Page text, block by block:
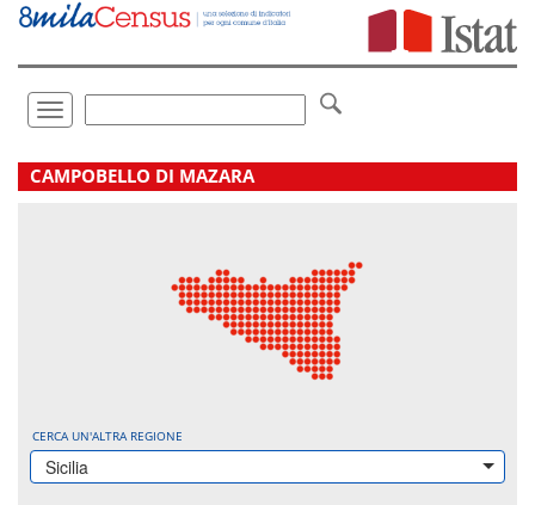
Vai
direttamente
Toggle
navigation
.
CAMPOBELLO DI MAZARA
CERCA UN'ALTRA REGIONE
Sicilia